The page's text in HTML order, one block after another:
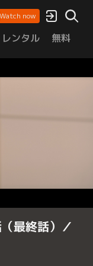
Watch now
レンタル 無料
最終話）／